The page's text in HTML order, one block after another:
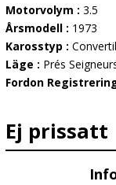
Motorvolym : 3.5
Årsmodell : 1973
Karosstyp :
Läge : Prés
Fordon
Ej prissatt